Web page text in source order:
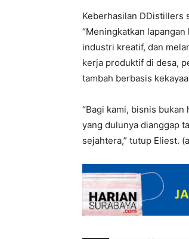
Keberhasilan DDistillers
“Meningkatkan
industri kreatif, dan
kerja produktif di desa,
tambah berbasis
“Bagi kami, bisnis
yang dulunya dianggap
sejahtera,” tutup Eliest.